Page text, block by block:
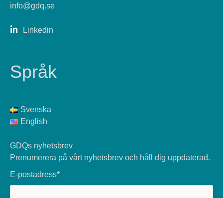
info@gdq.se
Linkedin
Språk
Svenska
English
GDQs nyhetsbrev
Prenumerera på vårt nyhetsbrev och håll dig uppdaterad.
E-postadress*